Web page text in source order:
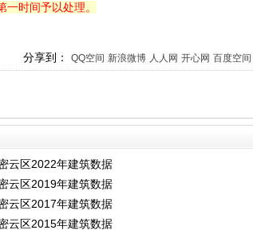
时间予以处理。
分享到： QQ空间 新浪微博 人人网 开心网 百度空间
云区2022年建筑数据
云区2019年建筑数据
云区2017年建筑数据
云区2015年建筑数据